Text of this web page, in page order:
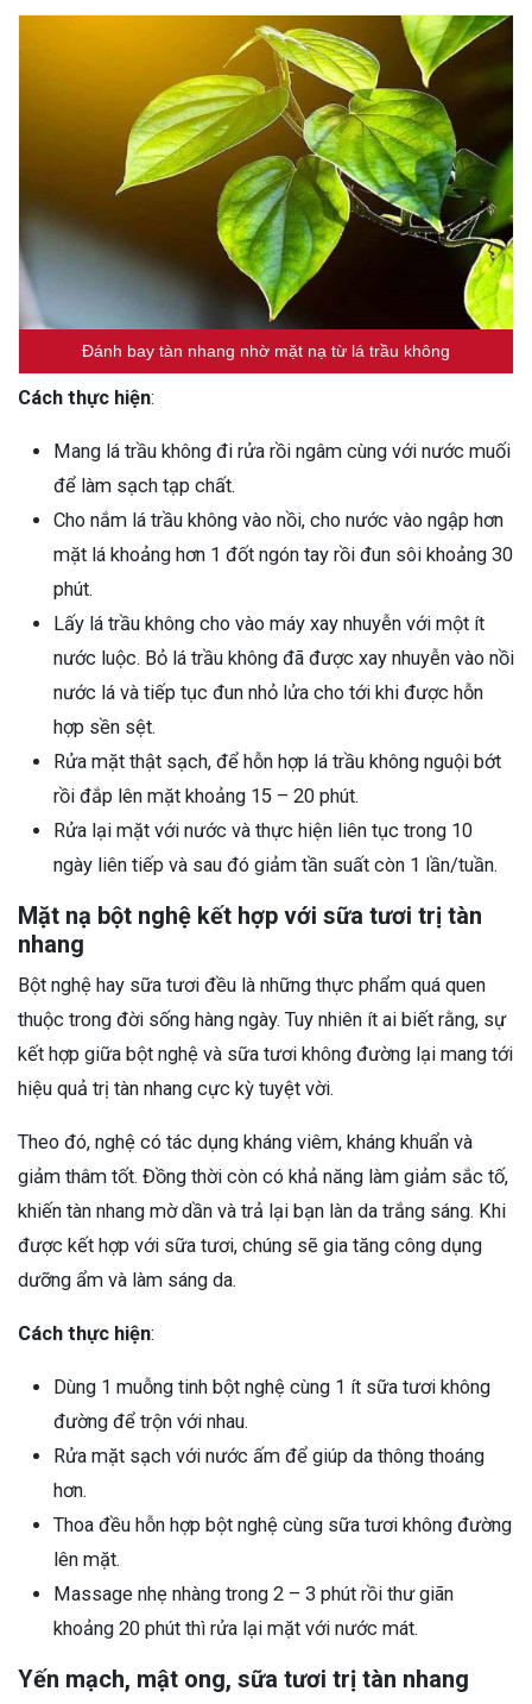
Đánh bay tàn nhang nhờ mặt nạ từ lá trầu không
Cách thực hiện:
Mang lá trầu không đi rửa rồi ngâm cùng với nước muối
để làm sạch tạp chất.
Cho nắm lá trầu không vào nồi, cho nước vào ngập hơn
mặt lá khoảng hơn 1 đốt ngón tay rồi đun sôi khoảng 30
phút.
Lấy lá trầu không cho vào máy xay nhuyễn với một ít
nước luộc. Bỏ lá trầu không đã được xay nhuyễn vào nồi
nước lá và tiếp tục đun nhỏ lửa cho tới khi được hỗn
hợp sền sệt.
Rửa mặt thật sạch, để hỗn hợp lá trầu không nguội bớt
rồi đắp lên mặt khoảng 15 – 20 phút.
Rửa lại mặt với nước và thực hiện liên tục trong 10
ngày liên tiếp và sau đó giảm tần suất còn 1 lần/tuần.
Mặt nạ bột nghệ kết hợp với sữa tươi trị tàn
nhang
Bột nghệ hay sữa tươi đều là những thực phẩm quá quen
thuộc trong đời sống hàng ngày. Tuy nhiên ít ai biết rằng, sự
kết hợp giữa bột nghệ và sữa tươi không đường lại mang tới
hiệu quả trị tàn nhang cực kỳ tuyệt vời.
Theo đó, nghệ có tác dụng kháng viêm, kháng khuẩn và
giảm thâm tốt. Đồng thời còn có khả năng làm giảm sắc tố,
khiến tàn nhang mờ dần và trả lại bạn làn da trắng sáng. Khi
được kết hợp với sữa tươi, chúng sẽ gia tăng công dụng
dưỡng ẩm và làm sáng da.
Cách thực hiện:
Dùng 1 muỗng tinh bột nghệ cùng 1 ít sữa tươi không
đường để trộn với nhau.
Rửa mặt sạch với nước ấm để giúp da thông thoáng
hơn.
Thoa đều hỗn hợp bột nghệ cùng sữa tươi không đường
lên mặt.
Massage nhẹ nhàng trong 2 – 3 phút rồi thư giãn
khoảng 20 phút thì rửa lại mặt với nước mát.
Yến mạch, mật ong, sữa tươi trị tàn nhang